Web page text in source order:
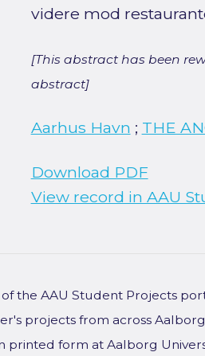
videre mod
[This abstract has been
abstract]
Aarhus Havn ; THE
Download PDF
View record in AAU
of the AAU Student Projects
projects from across
printed form at Aalborg